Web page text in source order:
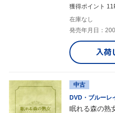
獲得ポイント
在庫なし
発売年月日：
入荷
中古
DVD・ブルーレ
眠れる森の熟